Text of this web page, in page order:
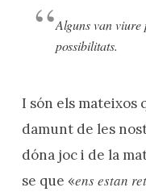
Alguns van viure
possibilitats.
I són els
damunt de les
dóna joc i de la
se que «ens estan